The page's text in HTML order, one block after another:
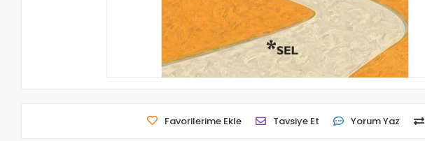
Favorilerime Ekle Tavsiye Et Yorum Yaz